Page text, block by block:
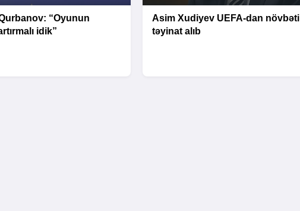
“Oyunun
idik”
Asim Xudiyev UEFA-dan növbəti
təyinat alıb